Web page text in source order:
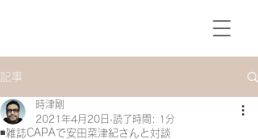
記事
◾️雑誌CAPAで安田菜津紀さんと対談
時津剛
2021年4月20日 読了時間: 1分